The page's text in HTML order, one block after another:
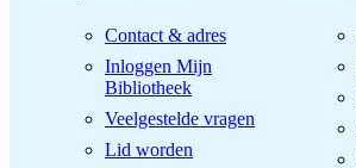
Contact & adres
Inloggen Mijn
Bibliotheek
Veelgestelde vragen
Lid worden